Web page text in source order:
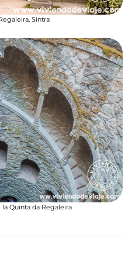
Sintra
Quinta da Regaleira